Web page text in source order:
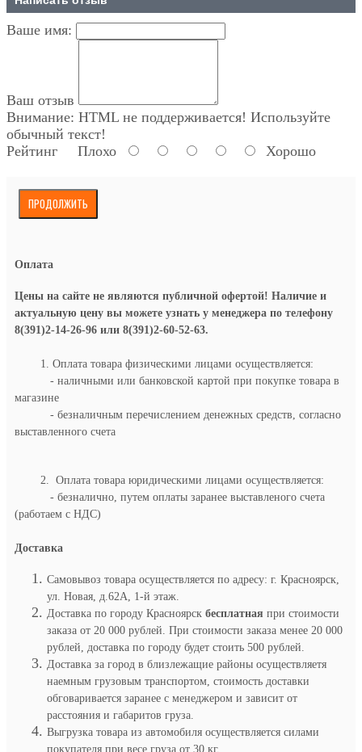
Ваше имя:
Ваш отзыв
Внимание: HTML не поддерживается! Используйте
обычный текст!
Рейтинг Плохо Хорошо
ПРОДОЛЖИТЬ
Оплата
Цены на сайте не являются публичной офертой! Наличие и
актуальную цену вы можете узнать у менеджера по телефону
8(391)2-14-26-96 или 8(391)2-60-52-63.
1. Оплата товара физическими лицами осуществляется:
- наличными или банковской картой при покупке товара в
магазине
- безналичным перечислением денежных средств, согласно
выставленного счета
2. Оплата товара юридическими лицами осуществляется:
- безналично, путем оплаты заранее выставленого счета
(работаем с НДС)
Доставка
Самовывоз товара осуществляется по адресу: г. Красноярск,
ул. Новая, д.62А, 1-й этаж.
Доставка по городу Красноярск бесплатная при стоимости
заказа от 20 000 рублей. При стоимости заказа менее 20 000
рублей, доставка по городу будет стоить 500 рублей.
Доставка за город в близлежащие районы осуществляетя
наемным грузовым транспортом, стоимость доставки
обговаривается заранее с менеджером и зависит от
расстояния и габаритов груза.
Выгрузка товара из автомобиля осуществляется силами
покупателя при весе груза от 30 кг.